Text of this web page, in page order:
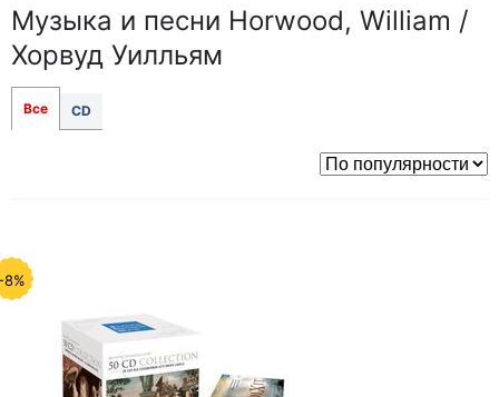
Музыка и песни Horwood, William /
Хорвуд Уилльям
Все CD
8%